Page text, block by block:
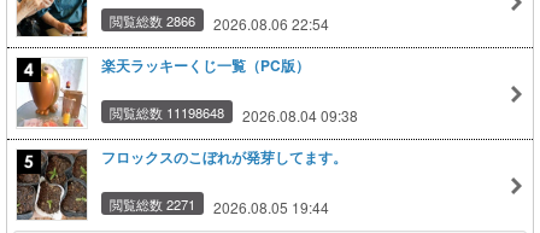
閲覧総数 2866 2026.08.06 22:54
楽天ラッキーくじ一覧（PC版）
閲覧総数 11198648 2026.08.04 09:38
フロックスのこぼれが発芽してます。
閲覧総数 2271 2026.08.05 19:44